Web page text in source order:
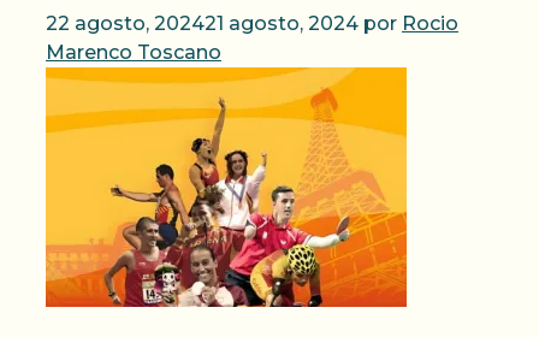
22 agosto, 202421 agosto, 2024 por Rocio
Marenco Toscano